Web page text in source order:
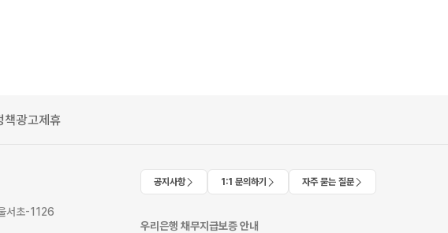
책광고제휴
서초-1126
공지사항 1:1 문의하기 자주 묻는 질문
우리은행 채무지급보증 안내